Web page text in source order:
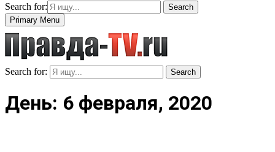
Search for:
Search
Primary Menu
Search for: Search
День: 6 февраля, 2020